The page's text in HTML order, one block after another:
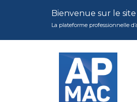
Bienvenue sur le
La plateforme professionnelle